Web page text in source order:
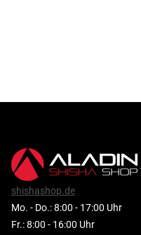
shishashop.de
Mo. - Do.: 8:00 - 17:00 Uhr
Fr.: 8:00 - 16:00 Uhr